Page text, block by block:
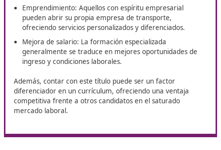
Es recomendable que los interesados investiguen las
acreditaciones de las academias que ofrecen estos
que la calidad de la formación puede variar
significativamente entre diferentes centros. En este
el curso que ofrece DAC docencia es la mejor
impulsar tu futuro.